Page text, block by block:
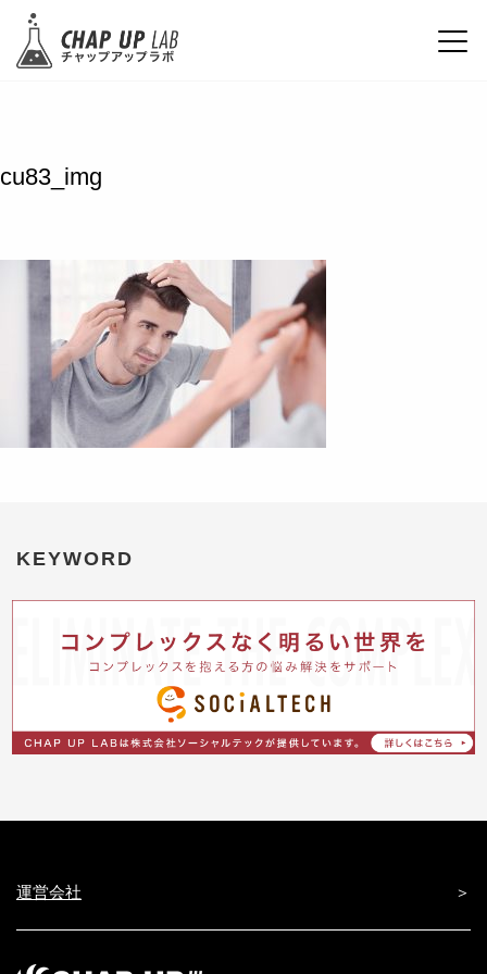
cu83_img
KEYWORD
運営会社